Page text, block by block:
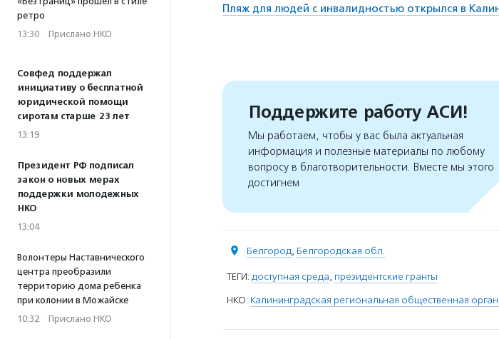
ретро
13:30 · Прислано НКО
Совфед поддержал
инициативу о бесплатной
юридической помощи
сиротам старше 23 лет
13:19
Президент РФ подписал
закон о новых мерах
поддержки молодежных
НКО
13:04
Волонтеры Наставнического
центра преобразили
территорию дома ребенка
при колонии в Можайске
10:32 · Прислано НКО
Пляж для людей с инвалидностью открылся в
Поддержите работу АСИ!
Мы работаем, чтобы у вас была актуальная
информация и полезные материалы по любому
вопросу в благотворительности. Вместе мы этого
достигнем
Белгород, Белгородская обл.
ТЕГИ: доступная среда, президентские гранты
НКО: Калининградская региональная общественная